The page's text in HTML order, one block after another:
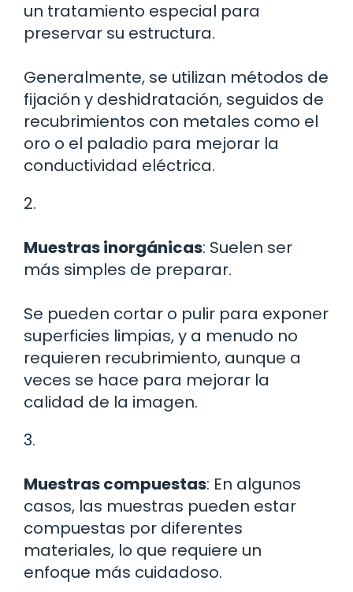
un tratamiento especial para
preservar su estructura.
Generalmente, se utilizan métodos de
fijación y deshidratación, seguidos de
recubrimientos con metales como el
oro o el paladio para mejorar la
conductividad eléctrica.
2.
Muestras inorgánicas: Suelen ser
más simples de preparar.
Se pueden cortar o pulir para exponer
superficies limpias, y a menudo no
requieren recubrimiento, aunque a
veces se hace para mejorar la
calidad de la imagen.
3.
Muestras compuestas: En algunos
casos, las muestras pueden estar
compuestas por diferentes
materiales, lo que requiere un
enfoque más cuidadoso.